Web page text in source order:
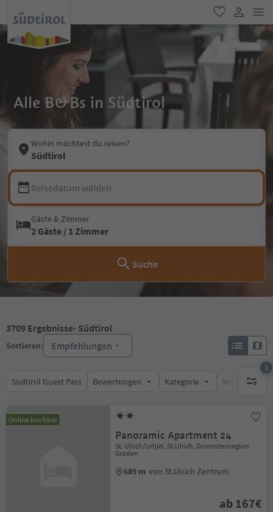
favorit
user link
Alle B&Bs in Südtirol
Wohin möchtest du reisen?
Südtirol
Reisedatum wählen
Gäste & Zimmer
2 Gäste / 1 Zimmer
Suche
3709 Ergebnisse- Südtirol
Sortieren: Empfehlungen
Südtirol Guest Pass Bewertungen Kategorie
1
1
Online buchbar
Panoramic Apartment 24
St. Ulrich/Urtijëi, St.Ulrich, Dolomitenregion
Gröden
689 m von St.Ulrich Zentrum
ab 167€